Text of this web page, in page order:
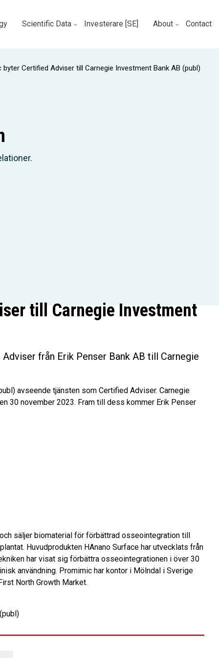
Scientific Data Investerare [SE] About Contact
byter Certified Adviser till Carnegie Investment Bank AB (publ)
till Carnegie Investment
från Erik Penser Bank AB till Carnegie
avseende tjänsten som Certified Adviser. Carnegie
30 november 2023. Fram till dess kommer Erik Penser
säljer biomaterial för förbättrad osseointegration till
Huvudprodukten HAnano Surface har utvecklats från
har visat sig förbättra osseointegrationen i över 30
användning. Promimic har kontor i Mölndal i Sverige
North Growth Market.